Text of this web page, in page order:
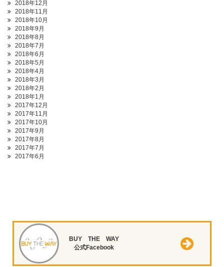
2018年12月
2018年11月
2018年10月
2018年9月
2018年8月
2018年7月
2018年6月
2018年5月
2018年4月
2018年3月
2018年2月
2018年1月
2017年12月
2017年11月
2017年10月
2017年9月
2017年8月
2017年7月
2017年6月
BUY THE WAY
公式Facebook